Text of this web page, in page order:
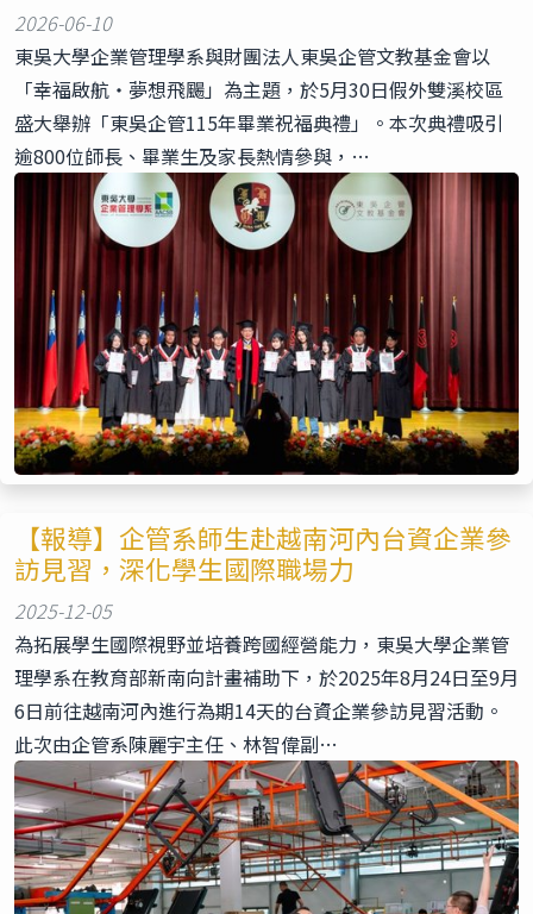
2026-06-10
東吳大學企業管理學系與財團法人東吳企管文教基金會以
「幸福啟航・夢想飛颺」為主題，於5月30日假外雙溪校區
盛大舉辦「東吳企管115年畢業祝福典禮」。本次典禮吸引
逾800位師長、畢業生及家長熱情參與，…
【報導】企管系師生赴越南河內台資企業參
訪見習，深化學生國際職場力
2025-12-05
為拓展學生國際視野並培養跨國經營能力，東吳大學企業管
理學系在教育部新南向計畫補助下，於2025年8月24日至9月
6日前往越南河內進行為期14天的台資企業參訪見習活動。
此次由企管系陳麗宇主任、林智偉副…